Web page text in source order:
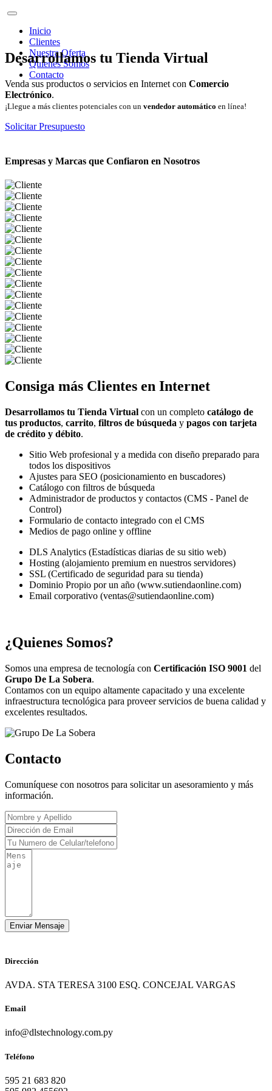
Inicio
Clientes
Nuestra Oferta
Quienes Somos
Contacto
Desarrollamos tu Tienda Virtual
Venda sus productos o servicios en Internet con Comercio
Electrónico.
¡Llegue a más clientes potenciales con un vendedor automático en línea!
Solicitar Presupuesto
Empresas y Marcas que Confiaron en Nosotros
Consiga más Clientes en Internet
Desarrollamos tu Tienda Virtual con un completo catálogo de
tus productos, carrito, filtros de búsqueda y pagos con tarjeta
de crédito y débito.
Sitio Web profesional y a medida con diseño preparado para
todos los dispositivos
Ajustes para SEO (posicionamiento en buscadores)
Catálogo con filtros de búsqueda
Administrador de productos y contactos (CMS - Panel de
Control)
Formulario de contacto integrado con el CMS
Medios de pago online y offline
DLS Analytics (Estadísticas diarias de su sitio web)
Hosting (alojamiento premium en nuestros servidores)
SSL (Certificado de seguridad para su tienda)
Dominio Propio por un año (www.sutiendaonline.com)
Email corporativo (ventas@sutiendaonline.com)
¿Quienes Somos?
Somos una empresa de tecnología con Certificación ISO 9001 del
Grupo De La Sobera.
Contamos con un equipo altamente capacitado y una excelente
infraestructura tecnológica para proveer servicios de buena calidad y
excelentes resultados.
Contacto
Comuníquese con nosotros para solicitar un asesoramiento y más
información.
Dirección
AVDA. STA TERESA 3100 ESQ. CONCEJAL VARGAS
Email
info@dlstechnology.com.py
Teléfono
595 21 683 820